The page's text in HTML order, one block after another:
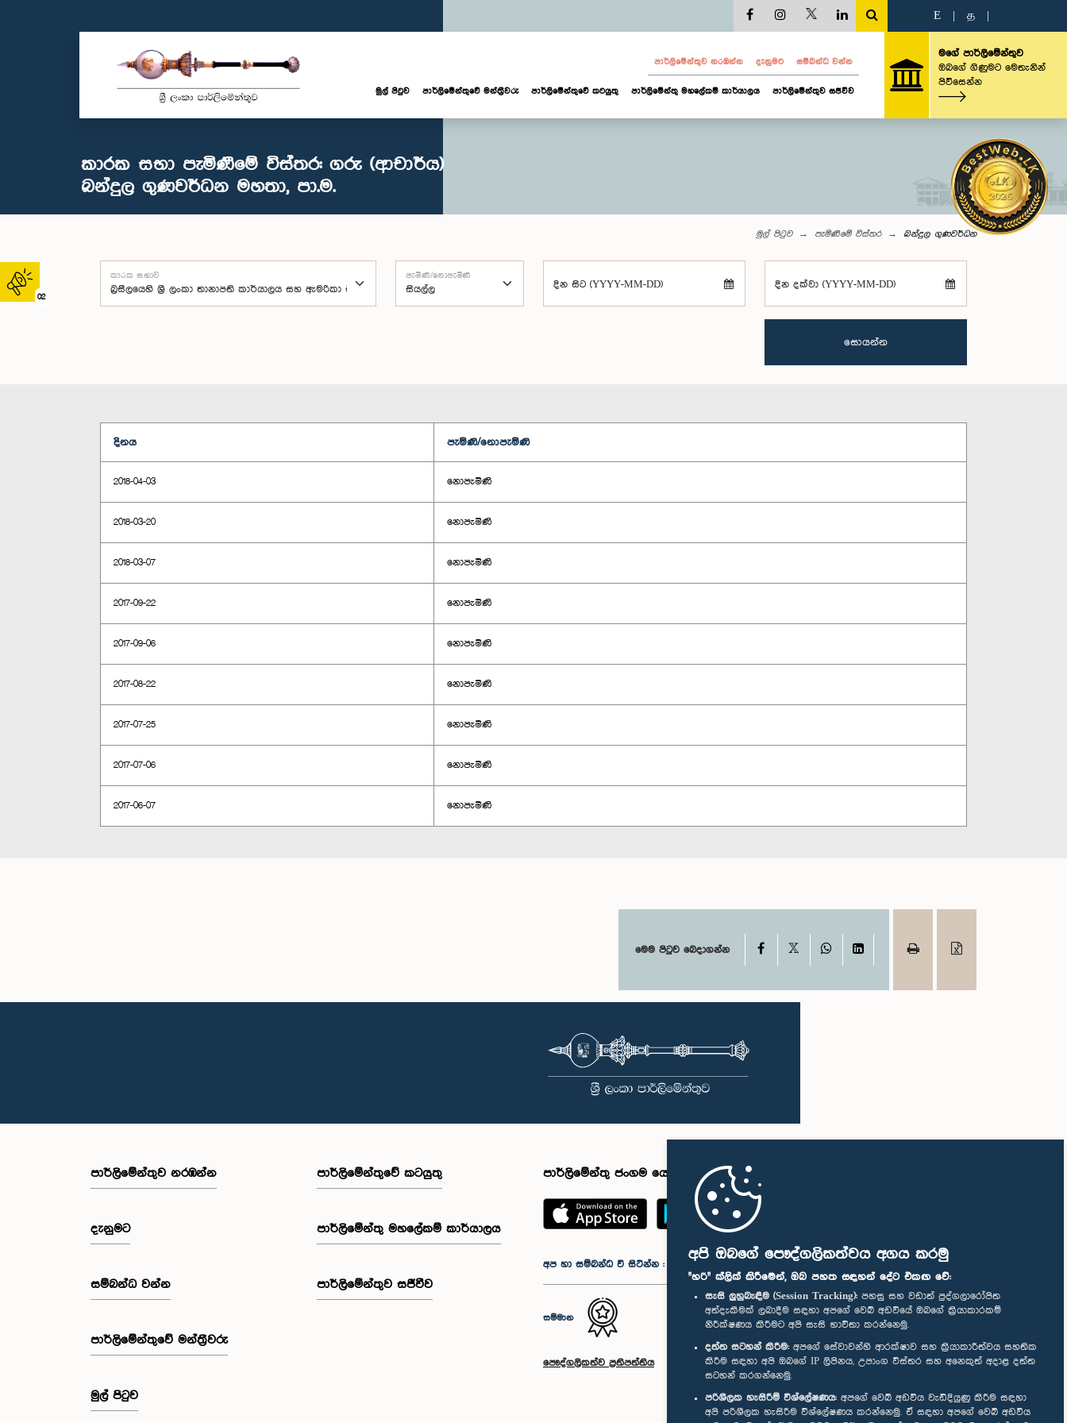
අපි ඔබගේ පෞද්ගලිකත්වය අගය කරමු
"හරි" ක්ලික් කිරීමෙන්, ඔබ පහත සඳහන් දේට එකඟ වේ:
සැසි ලුහුබැඳීම (Session Tracking): පහසු සහ වඩාත් පුද්ගලාරෝපිත
අත්දැකීමක් ලබාදීම සඳහා අපගේ වෙබ් අඩවියේ ඔබගේ ක්‍රියාකාරකම්
නිරීක්ෂණය කිරීමට අපි සැසි භාවිතා කරන්නෙමු.
දත්ත සටහන් කිරීම: අපගේ සේවාවන්හි ආරක්ෂාව සහ ක්‍රියාකාරීත්වය සහතික
කිරීම සඳහා අපි ඔබගේ IP ලිපිනය, උපාංග විස්තර සහ අනෙකුත් අදාළ දත්ත
සටහන් කරගන්නෙමු.
පරිශීලක හැසිරීම් විශ්ලේෂණය: අපගේ වෙබ් අඩවිය වැඩිදියුණු කිරීම සඳහා
අපි පරිශීලක හැසිරීම විශ්ලේෂණය කරන්නෙමු. ඒ සඳහා අපගේ වෙබ් අඩවිය
02
E த
පාර්ලි‌මේන්තුව නරඹන්න දැනුමට සම්බන්ධ වන්න
මුල් පිටුව පාර්ලි‌මේන්තුවේ මන්ත්‍රීවරු පාර්ලිමේන්තුවේ කටයුතු පාර්ලිමේන්තු මහලේකම් කාර්යාලය පාර්ලිමේන්තුව සජීවීව
මගේ පාර්ලිමේන්තුව
ඔබගේ ගිණුමට මෙතැනින්
පිවිසෙන්න
කාරක සභා පැමිණීමේ විස්තර: ගරු (ආචාර්ය)
බන්දුල ගුණවර්ධන මහතා, පා.ම.
මුල් පිටුව පැමිණීමේ විස්තර බන්දුල ගුණවර්ධන
කාරක සභාව පැමිණි/නොපැමිණි
දින සිට (YYYY-MM-DD) දින දක්වා (YYYY-MM-DD)
සොයන්න
දිනය පැමිණි/නොපැමිණි
2018-04-03 නොපැමිණි
2018-03-20 නොපැමිණි
2018-03-07 නොපැමිණි
2017-09-22 නොපැමිණි
2017-09-06 නොපැමිණි
2017-08-22 නොපැමිණි
2017-07-25 නොපැමිණි
2017-07-06 නොපැමිණි
2017-06-07 නොපැමිණි
මෙම පිටුව බෙදාගන්න Facebook WhatsAppLinkedIn
පාර්ලි‌මේන්තුව නරඹන්න
දැනුමට
සම්බන්ධ වන්න
පාර්ලි‌මේන්තුවේ මන්ත්‍රීවරු
මුල් පිටුව
පාර්ලිමේන්තුවේ කටයුතු
පාර්ලිමේන්තු මහලේකම් කාර්යාලය
පාර්ලිමේන්තුව සජීවීව
පාර්ලිමේන්තු ජංගම යෙදුම
අප හා සම්බන්ධ වී සිටින්න :
සම්මාන
පෞද්ගලිකත්ව ප්‍රතිපත්තිය